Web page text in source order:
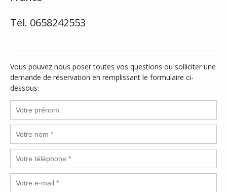
Tél. 0658242553
Vous pouvez nous poser toutes vos questions ou solliciter une
demande de réservation en remplissant le formulaire ci-
dessous: